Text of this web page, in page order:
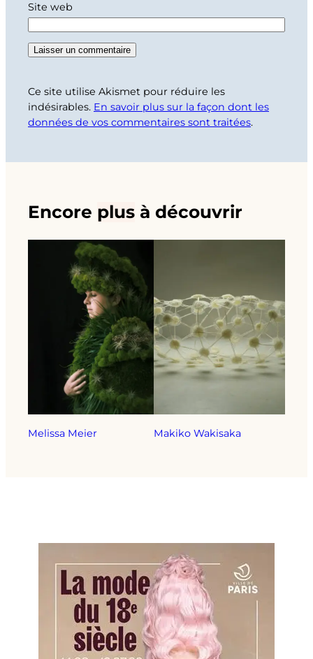
Site web
Ce site utilise Akismet pour réduire les
indésirables. En savoir plus sur la façon dont les
données de vos commentaires sont traitées.
Encore plus à découvrir
Melissa Meier Makiko Wakisaka